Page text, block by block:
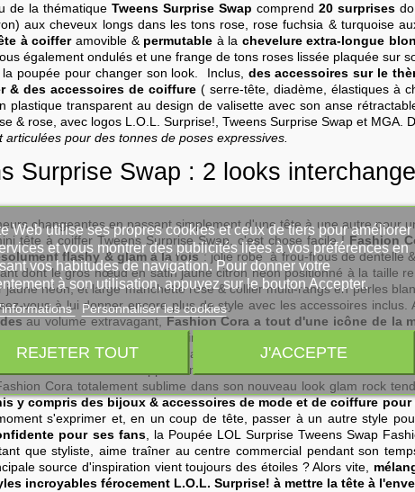
de la thématiqueTweens Surprise Swap comprend 20 surprises
aux cheveux longs dans les tons rose, rose fuchsia & turquoise
à coifferamovible & permutable à la chevelure extra-longue
également ondulés et une frange de tons roses lissée plaquée sur
poupée pour changer son look. Inclus, des accessoires sur le
& des accessoires de coiffure ( serre-tête, diadème, élastiques à
plastique transparent au design de valisette avec son anse
& rose, avec logos L.O.L. Surprise!, Tweens Surprise Swap et MGA.
pour des tonnes de poses expressives.
Surprise Swap : 2 looks
changeantes en passant simplement d'une tête à une autre pour
tête à coiffer Tweens Surprise Swap, c'est chose facile ! Fashion
flashy & glam à la fois: jolie robe à frou-frous de dentelle
dont le gros nœud en satin jaune citron néon positionné à la taille
néon, et large manchette rose & collier multi-rangs en perles
vous à lui donner encore plus de style avec les accessoires inclus.
au volume extravagant,Fashion Cora a tout d'une icône de la
coiffures originales selon l'inspiration !
Le Nec plus ultra de
extra-longue d'un blond platine rehaussé de mèches jaune
la tête de son support en forme de buste de tête à coiffer et
Cora totalement sublime dans son nouveau look glam rock
y compris des bijoux & accessoires de mode et de coiffure pour
s'exprimer et, en un coup de tête, passer à un autre style
pour ses fans, la Poupée LOL Surprise Tweens Swap
que styliste, aime traîner au centre commercial pendant son
source d'inspiration vient toujours des étoiles ? Alors vite,
incroyables férocement L.O.L. Surprise! à mettre la tête à
Web utilise ses propres cookies et ceux de tiers pour améliorer
et vous montrer des publicités liées à vos préférences en
vos habitudes de navigation. Pour donner votre
à son utilisation, appuyez sur le bouton Accepter.
Personnaliser les cookies
REJETER TOUT J'ACCEPTE